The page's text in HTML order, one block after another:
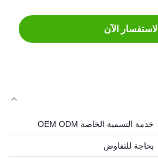
الاستفسار الآن
خدمة التسمية الخاصة OEM ODM
بحاجة للتفاوض